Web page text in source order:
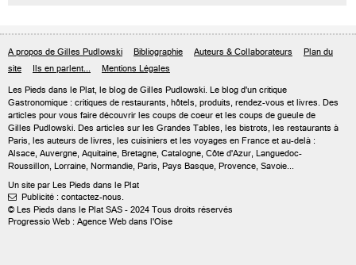
A propos de Gilles Pudlowski Bibliographie Auteurs & Collaborateurs
Plan du
site
Ils en parlent... Mentions Légales
Les Pieds dans le Plat, le blog de Gilles Pudlowski. Le blog d'un critique
Gastronomique : critiques de restaurants, hôtels, produits, rendez-vous et livres. Des
articles pour vous faire découvrir les coups de coeur et les coups de gueule de
Gilles Pudlowski. Des articles sur les Grandes Tables, les bistrots, les restaurants à
Paris, les auteurs de livres, les cuisiniers et les voyages en France et au-delà :
Alsace, Auvergne, Aquitaine, Bretagne, Catalogne, Côte d'Azur, Languedoc-
Roussillon, Lorraine, Normandie, Paris, Pays Basque, Provence, Savoie...
Un site par Les Pieds dans le Plat
 Publicité : contactez-nous.
© Les Pieds dans le Plat SAS - 2024 Tous droits réservés
Progressio Web : Agence Web dans l'Oise